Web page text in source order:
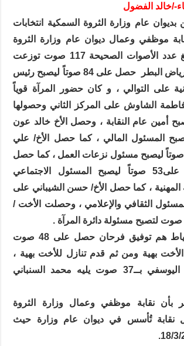
خالد الفضول
عام وزارة الثروة السمكية انتخابات
لنقابة موظفي وعمال ديوان عام وزارة الثروة
السمكية حيث بلغ عدد الأصوات الصحيحة 117 صوت توزعت
رياض البطر
حصل على 84 صوتاً ليصبح رئيس
على التوالي ، و كان حضور المرآة قوياً
الشاوش على المركز الثاني وحصولها
لتصبح أمين عام النقابة ، وحصل الأخ خالد عون
ليصبح المسئول المالي ، كما حصل الأخ/ علي
على 65 صوتاً ليصبح مسئول نزعات العمل ، كما حصل
الأخ/ فؤاد أحمد على53 صوتاً ليصبح المسئول الاجتماعي
المهنية ، كما حصل الأخ/ حسن الشيباني على
المسئول الثقافي والإعلامي ، وحصلت الأخت /
والمرشحين الاحتياط هم توفيق فرحان حصل على 48 صوت
بهية ومن ثم قدم تنازل للأخت بهية ،
وحصل مصطفى اليوسفي بــ37 صوت يليه محمد السنباني
بأن نقابة موظفي وعمال وزارة الثروة
نقابة تُأسس في ديوان عام وزارة حيث